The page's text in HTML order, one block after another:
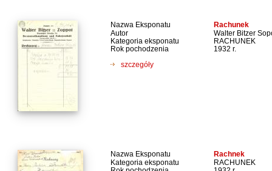
Nazwa Eksponatu Rachunek
Autor
Walter Bitzer
Kategoria eksponatu
RACHUNEK
Rok pochodzenia
1932 r.
szczegóły
Nazwa Eksponatu Rachnek
Kategoria eksponatu
RACHUNEK